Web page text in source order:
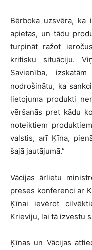
Bērboka uzsvēra, ka
apietas, un tādu
turpināt ražot
kritisku situāciju.
Savienība,
nodrošinātu, ka
lietojuma produkti
vēršanās pret kādu
noteiktiem
valstis, arī Ķīna,
šajā jautājumā.”
Vācijas ārlietu
preses konferenci ar
Ķīnai ievērot
Krieviju, lai tā izvestu
Ķīnas un Vācijas